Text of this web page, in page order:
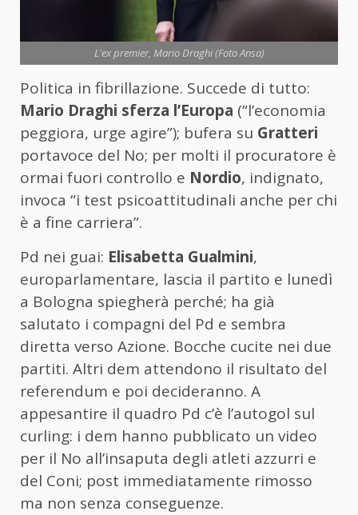
L'ex premier, Mario Draghi (Foto Ansa)
Politica in fibrillazione. Succede di tutto:
Mario Draghi sferza l’Europa (“l’economia
peggiora, urge agire”); bufera su Gratteri
portavoce del No; per molti il procuratore è
ormai fuori controllo e Nordio, indignato,
invoca “i test psicoattitudinali anche per chi
è a fine carriera”.
Pd nei guai: Elisabetta Gualmini,
europarlamentare, lascia il partito e lunedì
a Bologna spiegherà perché; ha già
salutato i compagni del Pd e sembra
diretta verso Azione. Bocche cucite nei due
partiti. Altri dem attendono il risultato del
referendum e poi decideranno. A
appesantire il quadro Pd c’è l’autogol sul
curling: i dem hanno pubblicato un video
per il No all’insaputa degli atleti azzurri e
del Coni; post immediatamente rimosso
ma non senza conseguenze.